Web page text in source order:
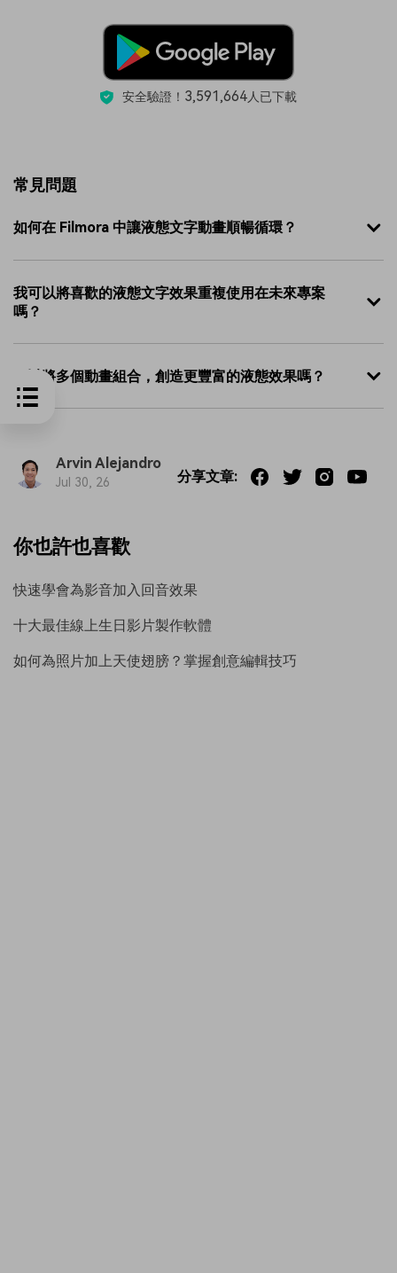
安全驗證！ 3,591,664人已下載
常見問題
如何在 Filmora 中讓液態文字動畫順暢循環？
我可以將喜歡的液態文字效果重複使用在未來專案
嗎？
可以將多個動畫組合，創造更豐富的液態效果嗎？
Arvin Alejandro
Jul 30, 26 分享文章:
你也許也喜歡
快速學會為影音加入回音效果
十大最佳線上生日影片製作軟體
如何為照片加上天使翅膀？掌握創意編輯技巧